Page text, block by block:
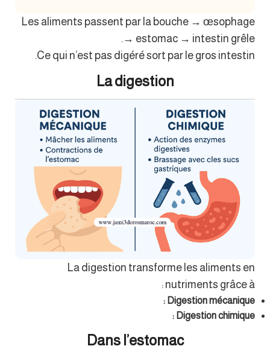
Les aliments passent par la bouche → œsophage
→ estomac → intestin grêle.
Ce qui n’est pas digéré sort par le gros intestin.
La digestion
La digestion transforme les aliments en
nutriments grâce à :
Digestion mécanique :
Digestion chimique :
Dans l’estomac